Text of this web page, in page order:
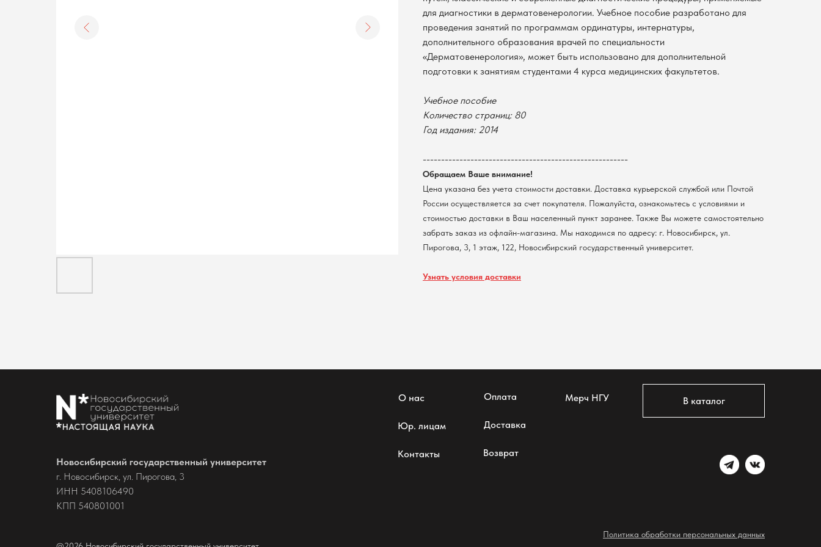
для диагностики в дерматовенерологии. Учебное пособие разработано для
проведения занятий по программам ординатуры, интернатуры,
дополнительного образования врачей по специальности
«Дерматовенерология», может быть использовано для дополнительной
подготовки к занятиям студентами 4 курса медицинских факультетов.
Учебное пособие
Количество страниц: 80
Год издания: 2014
--------------------------------------------------------
Обращаем Ваше внимание!
Цена указана без учета стоимости доставки. Доставка курьерской службой или Почтой
России осуществляется за счет покупателя. Пожалуйста, ознакомьтесь с условиями и
стоимостью доставки в Ваш населенный пункт заранее. Также Вы можете самостоятельно
забрать заказ из офлайн-магазина. Мы находимся по адресу: г. Новосибирск, ул.
Пирогова, 3, 1 этаж, 122, Новосибирский государственный университет.
Узнать условия доставки
В каталог
О нас
Юр. лицам
Оплата
Доставка
Возврат
Контакты
Мерч НГУ
Политика обработки персональных данных
Новосибирский государственный университет
г. Новосибирск, ул. Пирогова, 3
ИНН 5408106490
КПП 540801001